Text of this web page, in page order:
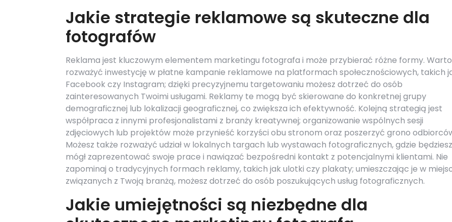
Jakie strategie reklamowe są skuteczne dla
fotografów
Reklama jest kluczowym elementem marketingu fotografa i może przybierać różne formy. Warto
rozważyć inwestycję w płatne kampanie reklamowe na platformach społecznościowych, takich
Facebook czy Instagram; dzięki precyzyjnemu targetowaniu możesz dotrzeć do osób
zainteresowanych Twoimi usługami. Reklamy te mogą być skierowane do konkretnej grupy
demograficznej lub lokalizacji geograficznej, co zwiększa ich efektywność. Kolejną strategią jest
współpraca z innymi profesjonalistami z branży kreatywnej; organizowanie wspólnych sesji
zdjęciowych lub projektów może przynieść korzyści obu stronom oraz poszerzyć grono
Możesz także rozważyć udział w lokalnych targach lub wystawach fotograficznych, gdzie będziesz
mógł zaprezentować swoje prace i nawiązać bezpośredni kontakt z potencjalnymi klientami. Nie
zapominaj o tradycyjnych formach reklamy, takich jak ulotki czy plakaty; umieszczając je w
związanych z Twoją branżą, możesz dotrzeć do osób poszukujących usług fotograficznych.
Jakie umiejętności są niezbędne dla